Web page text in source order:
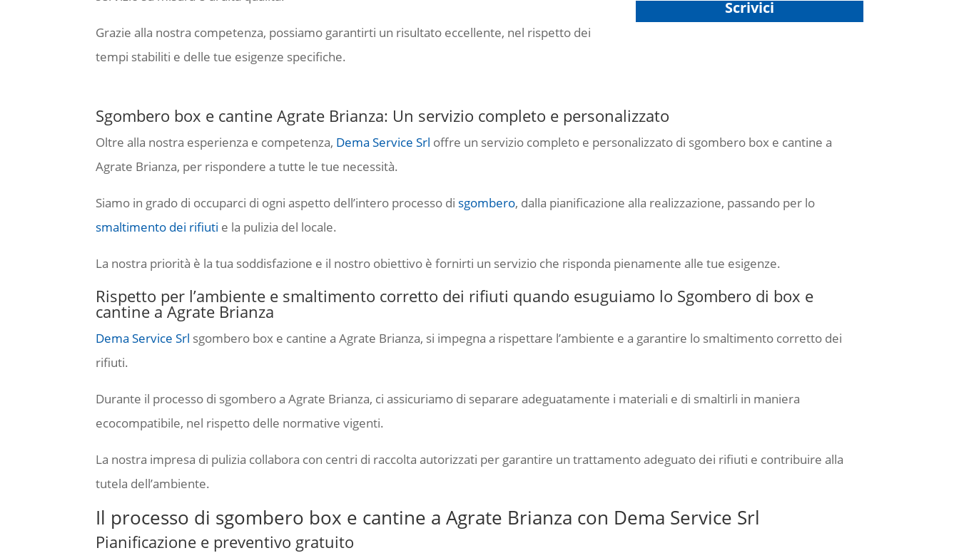
Grazie alla nostra competenza, possiamo garantirti un risultato eccellente, nel rispetto dei
tempi stabiliti e delle tue esigenze specifiche.
Scrivici
Sgombero box e cantine Agrate Brianza: Un servizio completo e personalizzato
Oltre alla nostra esperienza e competenza, Dema Service Srl offre un servizio completo e personalizzato di sgombero box e cantine a
Agrate Brianza, per rispondere a tutte le tue necessità.
Siamo in grado di occuparci di ogni aspetto dell’intero processo di sgombero, dalla pianificazione alla realizzazione, passando per lo
smaltimento dei rifiuti e la pulizia del locale.
La nostra priorità è la tua soddisfazione e il nostro obiettivo è fornirti un servizio che risponda pienamente alle tue esigenze.
Rispetto per l’ambiente e smaltimento corretto dei rifiuti quando esuguiamo lo Sgombero di box e
cantine a Agrate Brianza
Dema Service Srl sgombero box e cantine a Agrate Brianza, si impegna a rispettare l’ambiente e a garantire lo smaltimento corretto dei
rifiuti.
Durante il processo di sgombero a Agrate Brianza, ci assicuriamo di separare adeguatamente i materiali e di smaltirli in maniera
ecocompatibile, nel rispetto delle normative vigenti.
La nostra impresa di pulizia collabora con centri di raccolta autorizzati per garantire un trattamento adeguato dei rifiuti e contribuire alla
tutela dell’ambiente.
Il processo di sgombero box e cantine a Agrate Brianza con Dema Service Srl
Pianificazione e preventivo gratuito